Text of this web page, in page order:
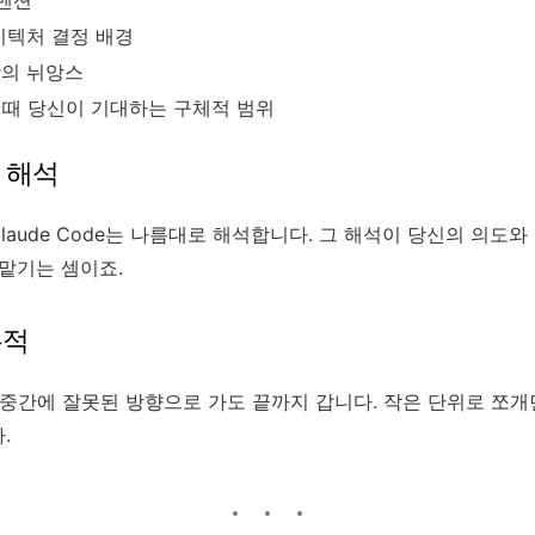
처 결정 배경
뉘앙스
당신이 기대하는 구체적 범위
석
Code는 나름대로 해석합니다. 그 해석이 당신의 의도
기는 셈이죠.
간에 잘못된 방향으로 가도 끝까지 갑니다. 작은 단위로 쪼
.